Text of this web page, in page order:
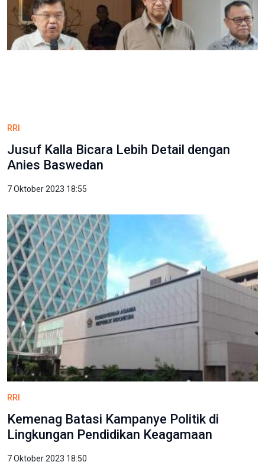
RRI
Jusuf Kalla Bicara Lebih Detail dengan
Anies Baswedan
7 Oktober 2023 18:55
RRI
Kemenag Batasi Kampanye Politik di
Lingkungan Pendidikan Keagamaan
7 Oktober 2023 18:50